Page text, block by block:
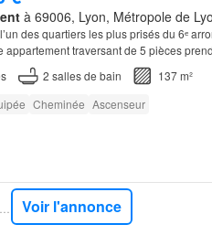
à 69006, Lyon, Métropole de
des quartiers les plus prisés du 6ᵉ
appartement traversant de 5 pièces
emplacement d’exception,
2 salles de bain
137 m²
Cheminée Ascenseur
Voir l'annonce